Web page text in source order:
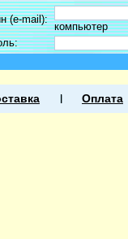
(e-mail):
компьютер
Оплата